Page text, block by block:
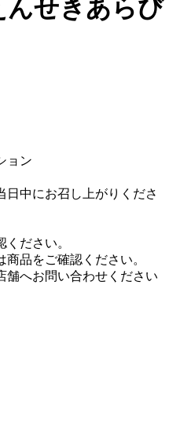
せきあらび
ョン
日中にお召し上がりくださ
ださい。
商品をご確認ください。
舗へお問い合わせください